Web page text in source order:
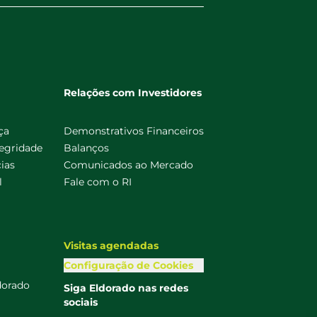
Relações com Investidores
Demonstrativos Financeiros
Balanços
Comunicados ao Mercado
Fale com o RI
Visitas agendadas
Configuração de Cookies
Siga Eldorado nas redes
sociais